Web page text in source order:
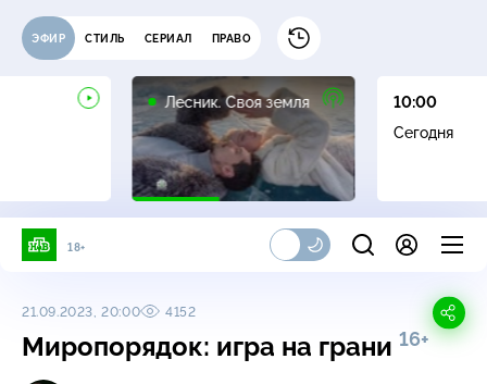
ЭФИР СТИЛЬ СЕРИАЛ ПРАВО
Лесник. Своя земля
16+
10:00
Сегодня
18+
21.09.2023, 20:00 4152
Миропорядок: игра на грани 16+